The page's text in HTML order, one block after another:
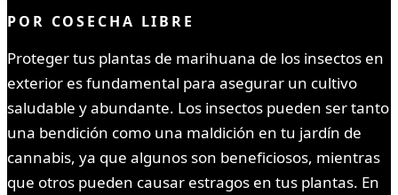
POR COSECHA LIBRE
Proteger tus plantas de marihuana de los insectos en
exterior es fundamental para asegurar un cultivo
saludable y abundante. Los insectos pueden ser tanto
una bendición como una maldición en tu jardín de
cannabis, ya que algunos son beneficiosos, mientras
que otros pueden causar estragos en tus plantas. En